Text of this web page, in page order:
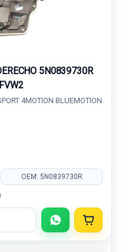
5N0839730R
4MOTION BLUEMOTION
OEM: 5N0839730R